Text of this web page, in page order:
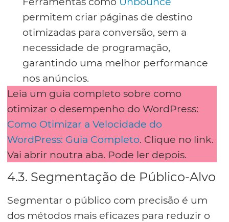
permitem criar páginas de destino
otimizadas para conversão, sem a
necessidade de programação,
garantindo uma melhor performance
nos anúncios.
Leia um guia completo sobre como
otimizar o desempenho do WordPress:
Como Otimizar a Velocidade do
WordPress: Guia Completo. Clique no link.
Vai abrir noutra aba. Pode ler depois.
4.3. Segmentação de Público-Alvo
Segmentar o público com precisão é um
dos métodos mais eficazes para reduzir o